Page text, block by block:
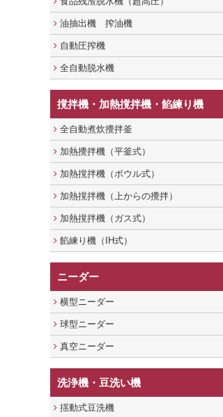
油抽出機 搾油機
自動圧搾機
全自動脱水機
撹拌機・加熱撹拌機・餡練り機
全自動煮炊攪拌釜
加熱攪拌機（平釜式）
加熱撹拌機（ボウル式）
加熱撹拌機（上からの攪拌）
加熱撹拌機（ガス式）
餡練り機（IH式）
ニーダー
横型ニーダー
球型ニーダー
真空ニーダー
洗浄機・豆洗い機
揺動式豆洗機